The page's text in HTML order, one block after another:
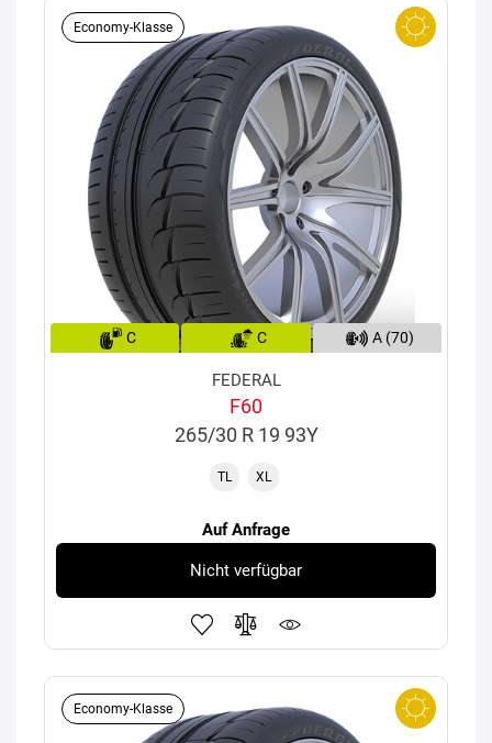
Economy-Klasse
C C A (70)
FEDERAL
F60
265/30 R 19 93Y
TL XL
Auf Anfrage
Nicht verfügbar
Economy-Klasse